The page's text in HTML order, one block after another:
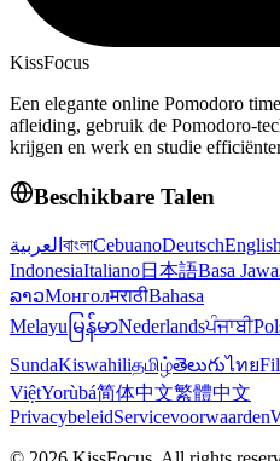
KissFocus
Een elegante online Pomodoro
afleiding, gebruik de Pomodoro-
krijgen en werk en studie
Beschikbare Talen
العربية বাংলাCebuanoDeutschEnglish
IndonesiaItaliano日本語Basa Jawa
ລາວМонголमराठीBahasa
Melayu မြန်မာNederlandsਪੰਜਾਬੀ
SundaKiswahiliதமிழ்తెలుగుไทย
ViệtYorùbá简体中文繁體中文
PrivacybeleidServicevoorwaarden